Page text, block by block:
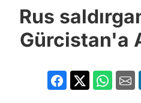
ABD
Rus
Gürcistan'a